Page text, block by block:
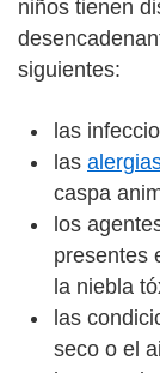
niños tienen
siguientes:
las
las
caspa
los
presentes
la niebla
las
seco o el